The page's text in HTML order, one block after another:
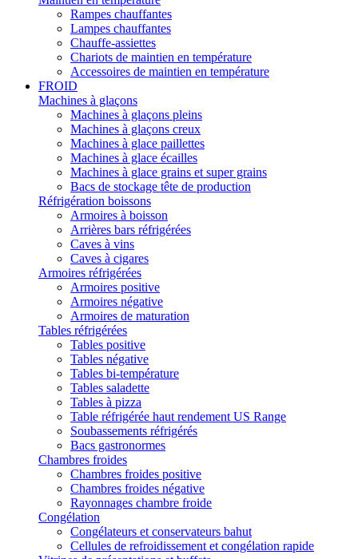
Rampes chauffantes
Lampes chauffantes
Chauffe-assiettes
Chariots de maintien en température
Accessoires de maintien en température
FROID
Machines à glaçons
Machines à glaçons pleins
Machines à glaçons creux
Machines à glace paillettes
Machines à glace écailles
Machines à glace grains et super grains
Bacs de stockage tête de production
Réfrigération boissons
Armoires à boisson
Arrières bars réfrigérées
Caves à vins
Caves à cigares
Armoires réfrigérées
Armoires positive
Armoires négative
Armoires de maturation
Tables réfrigérées
Tables positive
Tables négative
Tables bi-température
Tables saladette
Tables à pizza
Table réfrigérée haut rendement US Range
Soubassements réfrigérés
Bacs gastronormes
Chambres froides
Chambres froides positive
Chambres froides négative
Rayonnages chambre froide
Congélation
Congélateurs et conservateurs bahut
Cellules de refroidissement et congélation rapide